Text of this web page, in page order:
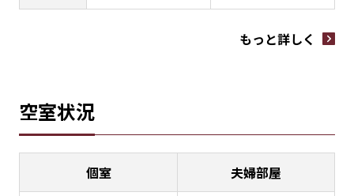
もっと詳しく
空室状況
個室 夫婦部屋